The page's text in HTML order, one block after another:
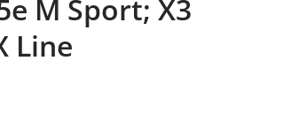
M Sport; X3
Line